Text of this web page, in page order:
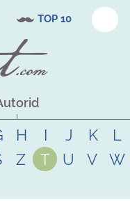
TOP 10
H I J K
L
Z T U V
W